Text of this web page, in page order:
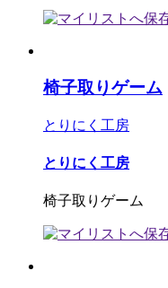
椅子取りゲーム
とりにく工房
とりにく工房
椅子取りゲーム